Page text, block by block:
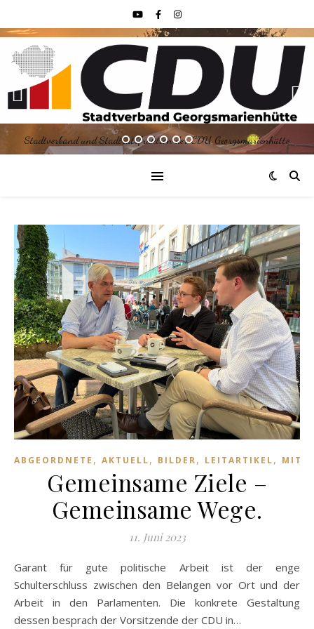
Stadtverband und Stadtratsfraktion der CDU Georgsmarienhütte
ABGEORDNETE , AKTUELL, BILDER, LEITARTIKEL,
Gemeinsame Ziele –
Gemeinsame Wege.
11. Juni 2023
Garant für gute politische Arbeit ist der enge
Schulterschluss zwischen den Belangen vor Ort und der
Arbeit in den Parlamenten. Die konkrete Gestaltung
dessen besprach der Vorsitzende der CDU in…